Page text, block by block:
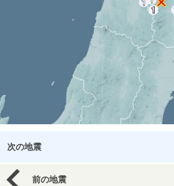
次の地震
前の地震